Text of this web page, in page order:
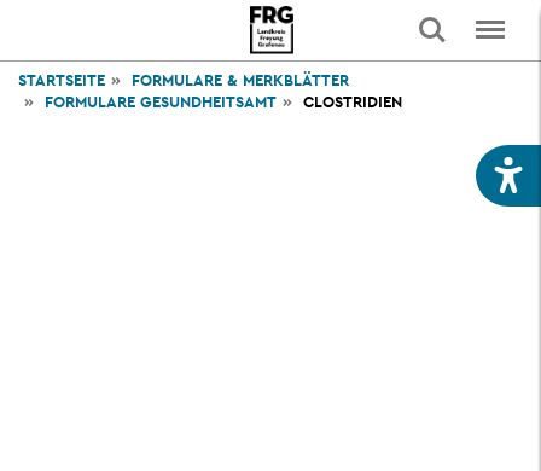
STARTSEITE
FORMULARE & MERKBLÄTTER
FORMULARE GESUNDHEITSAMT
CLOSTRIDIEN